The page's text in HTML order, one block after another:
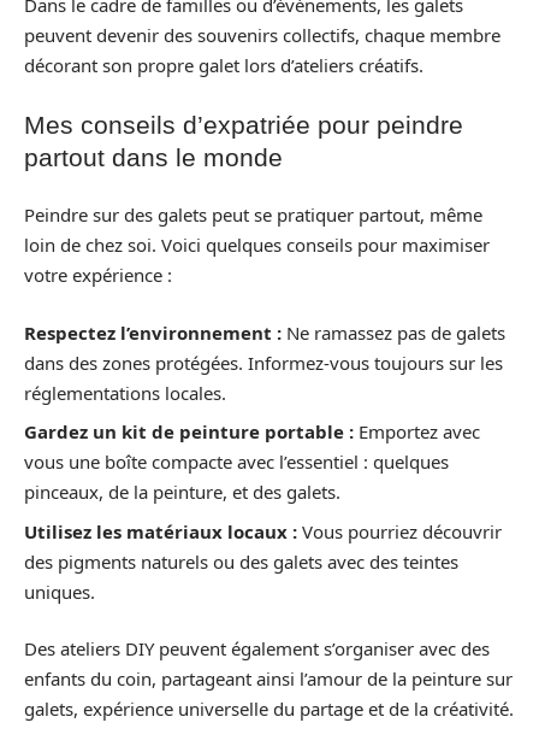
Dans le cadre de familles ou d’événements, les galets
peuvent devenir des souvenirs collectifs, chaque membre
décorant son propre galet lors d’ateliers créatifs.
Mes conseils d’expatriée pour peindre
partout dans le monde
Peindre sur des galets peut se pratiquer partout, même
loin de chez soi. Voici quelques conseils pour maximiser
votre expérience :
Respectez l’environnement : Ne ramassez pas de galets
dans des zones protégées. Informez-vous toujours sur les
réglementations locales.
Gardez un kit de peinture portable : Emportez avec
vous une boîte compacte avec l’essentiel : quelques
pinceaux, de la peinture, et des galets.
Utilisez les matériaux locaux : Vous pourriez découvrir
des pigments naturels ou des galets avec des teintes
uniques.
Des ateliers DIY peuvent également s’organiser avec des
enfants du coin, partageant ainsi l’amour de la peinture sur
galets, expérience universelle du partage et de la créativité.